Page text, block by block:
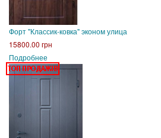
Форт "Классик-ковка" эконом улица
15800.00 грн
Подробнее